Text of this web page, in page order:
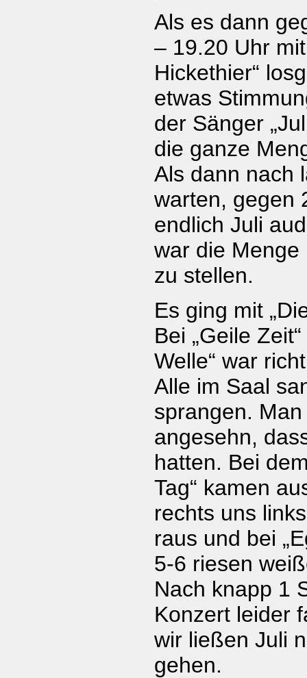
Als es dann
– 19.20 Uhr
Hickethier“
etwas
der Sänger
die ganze
Als dann nach
warten, gegen
endlich Juli
war die
zu stellen.
Es ging mit
Bei „Geile
Welle“ war
Alle im Saal
sprangen.
angesehn,
hatten. Bei
Tag“ kamen
rechts uns
raus und bei
5-6 riesen
Nach knapp 1
Konzert leider
wir ließen Juli
gehen.